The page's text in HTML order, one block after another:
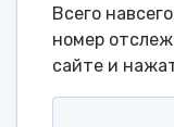
Всего
номер
сайте и